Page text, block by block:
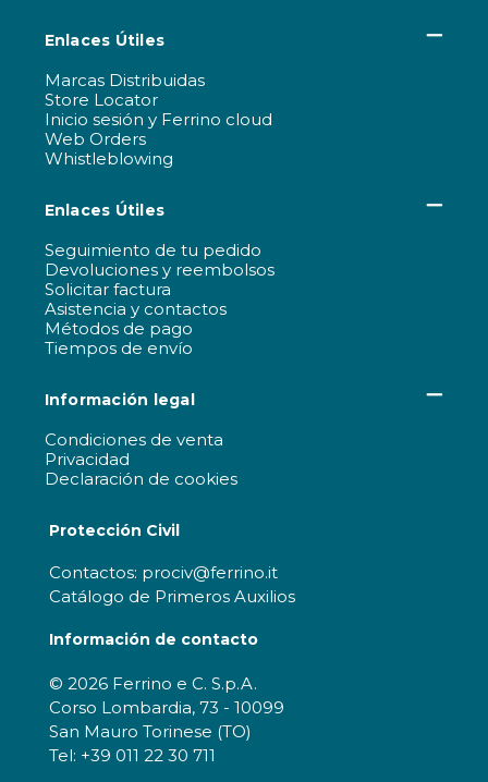
Enlaces Útiles
Marcas Distribuidas
Store Locator
Inicio sesión y Ferrino cloud
Web Orders
Whistleblowing
Enlaces Útiles
Seguimiento de tu pedido
Devoluciones y reembolsos
Solicitar factura
Asistencia y contactos
Métodos de pago
Tiempos de envío
Información legal
Condiciones de venta
Privacidad
Declaración de cookies
Protección Civil
Contactos: prociv@ferrino.it
Catálogo de Primeros Auxilios
Información de contacto
© 2026 Ferrino e C. S.p.A.
Corso Lombardia, 73 - 10099
San Mauro Torinese (TO)
Tel: +39 011 22 30 711